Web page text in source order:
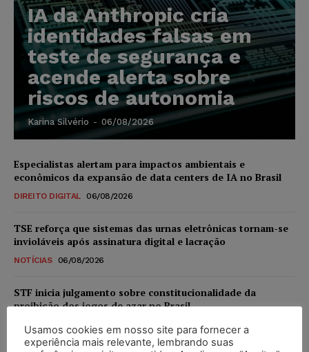
IA da Anthropic cria
identidades falsas em
teste de segurança e
acende alerta sobre
riscos de autonomia
Karina Silvério - 06/08/2026
Especialistas alertam para impactos ambientais e
econômicos da expansão de data centers de IA no Brasil
DIREITO DIGITAL 06/08/2026
TSE reforça que sistemas das urnas eletrônicas tornam-se
invioláveis após assinatura digital e lacração
NOTÍCIAS 06/08/2026
STF inicia julgamento sobre constitucionalidade da
proibição dos jogos de azar no Brasil
NOTÍCIAS 06/08/2026
Usamos cookies em nosso site para fornecer a
experiência mais relevante, lembrando suas